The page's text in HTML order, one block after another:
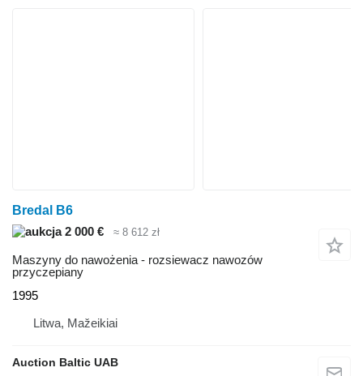
Bredal B6
2 000 €
≈ 8 612 zł
Maszyny do nawożenia - rozsiewacz nawozów
przyczepiany
1995
Litwa, Mažeikiai
Auction Baltic UAB